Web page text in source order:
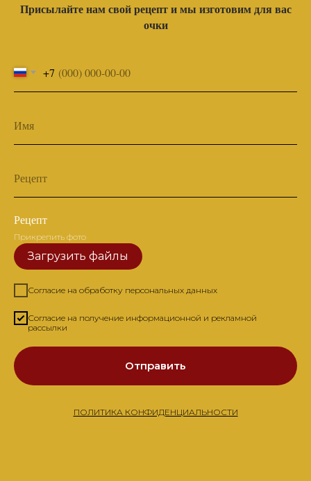
Присылайте нам свой рецепт и мы изготовим для вас
очки
+7
Имя
Рецепт
Рецепт
Прикрепить фото
Загрузить файлы
Согласие на обработку персональных данных
Согласие на получение информационной и рекламной
рассылки
Отправить
ПОЛИТИКА КОНФИДЕНЦИАЛЬНОСТИ